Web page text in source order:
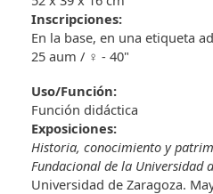
Inscripciones:
En la base, en una etiqueta
25 aum / ♀ - 40"
Uso/Función:
Función didáctica
Exposiciones:
Historia, conocimiento y
Fundacional de la Universidad
Universidad de Zaragoza.